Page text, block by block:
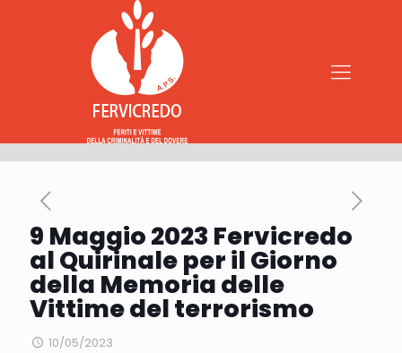
9 Maggio 2023 Fervicredo
al Quirinale per il Giorno
della Memoria delle
Vittime del terrorismo
10/05/2023